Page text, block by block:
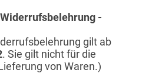
-
gilt ab
. Sie gilt nicht für die
von Waren.)